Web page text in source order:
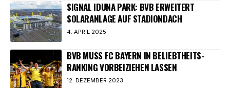
SIGNAL IDUNA PARK: BVB ERWEITERT
SOLARANLAGE AUF STADIONDACH
4. APRIL 2025
BVB MUSS FC BAYERN IN BELIEBTHEITS-
RANKING VORBEIZIEHEN LASSEN
12. DEZEMBER 2023